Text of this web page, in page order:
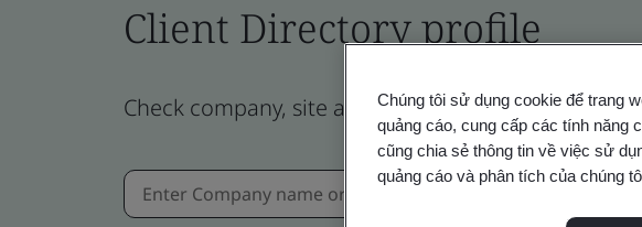
Client Directory profile
Check company, site and product certificates -
Chúng tôi sử dụng cookie để trang
quảng cáo, cung cấp các tính năng
cũng chia sẻ thông tin về việc sử
quảng cáo và phân tích của chúng